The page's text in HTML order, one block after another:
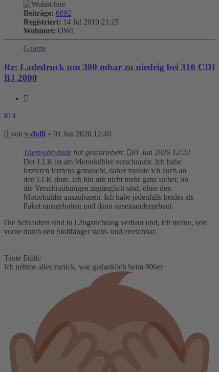
Beiträge: 6892
Registriert: 14 Jul 2010 21:15
Wohnort: OWL
Galerie
Re: Ladedruck um 300 mbar zu niedrig bei 316 CDI
BJ 2000
#14
Beitrag
von v-dulli » 01 Jun 2026 12:40
Themightydude hat geschrieben:
01 Jun 2026 12:22
Der LLK ist am Motorkühler verschraubt. Ich habe
letzteren letztens getauscht, daher musste ich auch an
den LLK dran. Ich bin mir nicht mehr ganz sicher, ob
die Verschraubungen zugänglich sind, ohne den
Motorkühler auszubauen. Ich habe jedenfalls beides als
Paket rausgehoben und dann auseinandergebaut.
Die Schrauben sind in Längsrichtung verbaut und, ich meine, von
vorne durch den Stoßfänger sicht- und erreichbar.
Tante Edith:
Ich nehme alles zurück, war gedanklich beim 906er